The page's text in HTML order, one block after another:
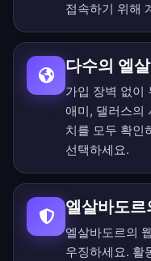
접속하기 위해
다수의 엘
가입 장벽 없이
애미, 댈러스의
치를 모두 확인
선택하세요.
엘살바도
엘살바도르의
우징하세요. 활